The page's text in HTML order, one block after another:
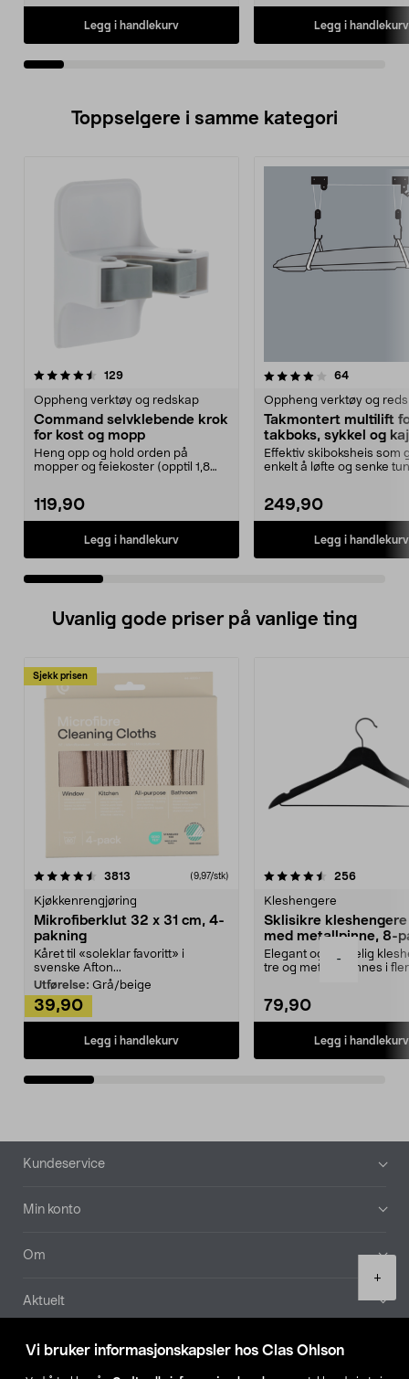
Vi bruker informasjonskapsler hos Clas Ohlson
-
+
Legg i handlekurv Legg i handlekurv
Toppselgere i samme kategori
129anmeldelser
Oppheng verktøy og redskap
Command selvklebende krok
for kost og mopp
Heng opp og hold orden på
mopper og feiekoster (opptil 1,8
119,90
Legg i handlekurv
4.0 av 5 stjerner 64
Oppheng verktøy og
Takmontert multilift
takboks, sykkel og
Effektiv skiboksheis som
enkelt å løfte og senke
249,90
Legg i handlekurv
5.0 av 5 stjerner
Uvanlig gode priser på vanlige ting
Sjekk prisen
3813 anmeldelser(9,97/stk)
Kjøkkenrengjøring
Mikrofiberklut 32 x 31 cm, 4-
pakning
Kåret til «soleklar favoritt» i
svenske Afton...
Utførelse: Grå/beige
39,90
Legg i handlekurv
4.5av 5 stjerner 256
Kleshengere
Sklisikre
med metallpinne, 8-
Elegant og skikkelig
tre og metall – finnes i
79,90
Legg i handlekurv
4.5av 5 stjerner
Bunntekst
Kundeservice
Min konto
Om
Aktuelt
Våre selskaper